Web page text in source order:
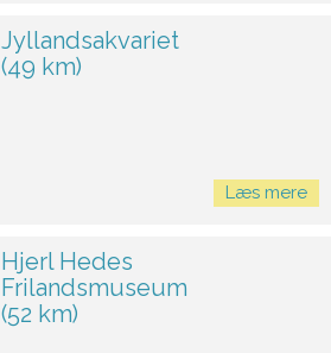
Jyllandsakvariet
(49 km)
Læs mere
Hjerl Hedes
Frilandsmuseum
(52 km)